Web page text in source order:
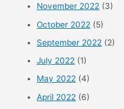
November 2022 (3)
October 2022 (5)
September 2022 (2)
July 2022 (1)
May 2022 (4)
April 2022 (6)